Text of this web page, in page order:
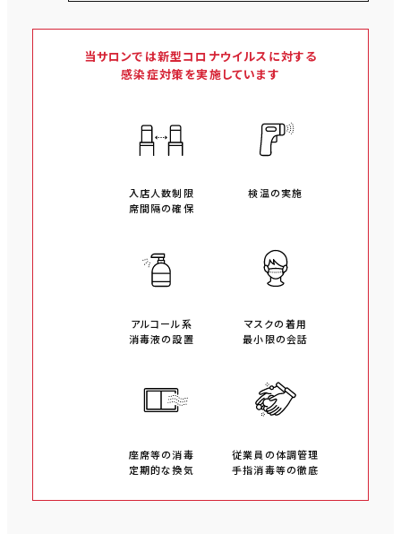
当サロンでは新型コロナウイルスに対する
感染症対策を実施しています
入店人数制限
席間隔の確保
検温の実施
アルコール系
消毒液の設置
マスクの着用
最小限の会話
座席等の消毒
定期的な換気
従業員の体調管理
手指消毒等の徹底